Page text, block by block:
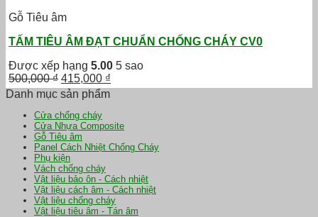
Gỗ Tiêu âm
TẤM TIÊU ÂM ĐẠT CHUẨN CHỐNG CHÁY CV0
Được xếp hạng 5.00 5 sao
500,000₫ Giá
gốc
500,000 ₫.
415,000 ₫
hiện
415,000 ₫.
Danh mục sản phẩm
Cửa chống cháy
Cửa Nhựa Composite
Gỗ Tiêu âm
Panel Cách Nhiệt Chống Cháy
Phụ kiện
Vách chống cháy
Vật liệu bảo ôn - Cách nhiệt
Vật liệu cách âm - Cách nhiệt
Vật liệu chống cháy
Vật liệu tiêu âm - Tán âm